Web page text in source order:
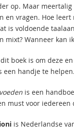
op. Maar
en vragen. Hoe
is voldoende
mixt? Wanneer kan
boek is om deze
een handje te helpen.
is een
must voor
is Nederlandse